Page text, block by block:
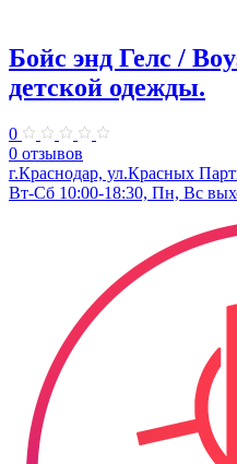
Бойс энд Гелс /
детской одежды.
0
0 отзывов
г.Краснодар, ул.​Красных
Вт-Сб 10:00-18:30, Пн, Вс